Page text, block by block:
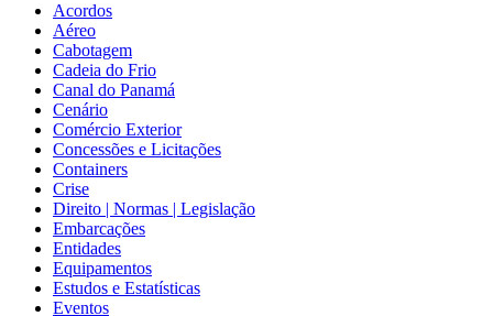
Acordos
Aéreo
Cabotagem
Cadeia do Frio
Canal do Panamá
Cenário
Comércio Exterior
Concessões e Licitações
Containers
Crise
Direito | Normas | Legislação
Embarcações
Entidades
Equipamentos
Estudos e Estatísticas
Eventos